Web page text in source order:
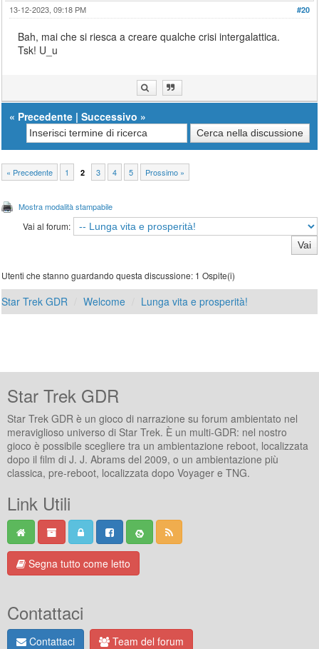
#20
13-12-2023, 09:18 PM
Bah, mai che si riesca a creare qualche crisi intergalattica.
Tsk! U_u
« Precedente |Successivo »
« Precedente 1 2 3 4 5 Prossimo »
Mostra modalità stampabile
Vai al forum:
Utenti che stanno guardando questa discussione: 1 Ospite(i)
Star Trek GDR Welcome Lunga vita e prosperità!
Star Trek GDR
Star Trek GDR è un gioco di narrazione su forum ambientato nel
meraviglioso universo di Star Trek. È un multi-GDR: nel nostro
gioco è possibile scegliere tra un ambientazione reboot, localizzata
dopo il film di J. J. Abrams del 2009, o un ambientazione più
classica, pre-reboot, localizzata dopo Voyager e TNG.
Link Utili
Segna tutto come letto
Contattaci
Contattaci Team del forum